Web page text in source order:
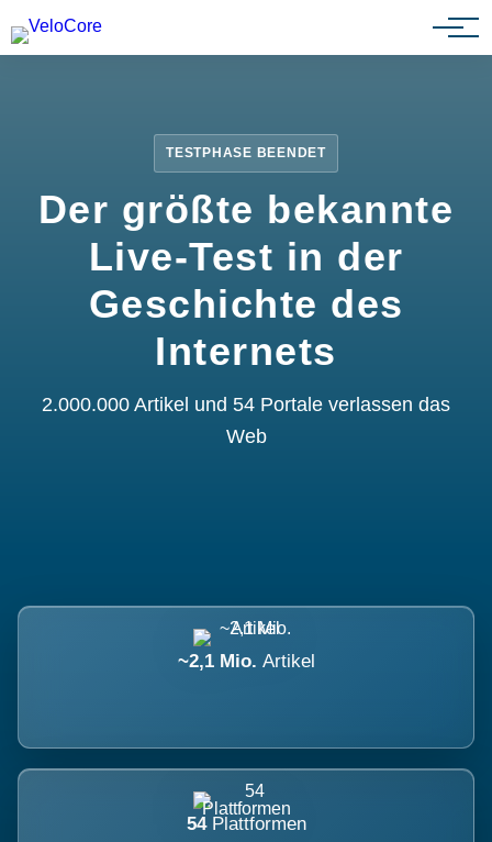
Partnerprogramm
TESTPHASE BEENDET
Der größte bekannte
Live-Test in der
Geschichte des
Internets
2.000.000 Artikel und 54 Portale verlassen das
Web
~2,1 Mio. Artikel
54 Plattformen